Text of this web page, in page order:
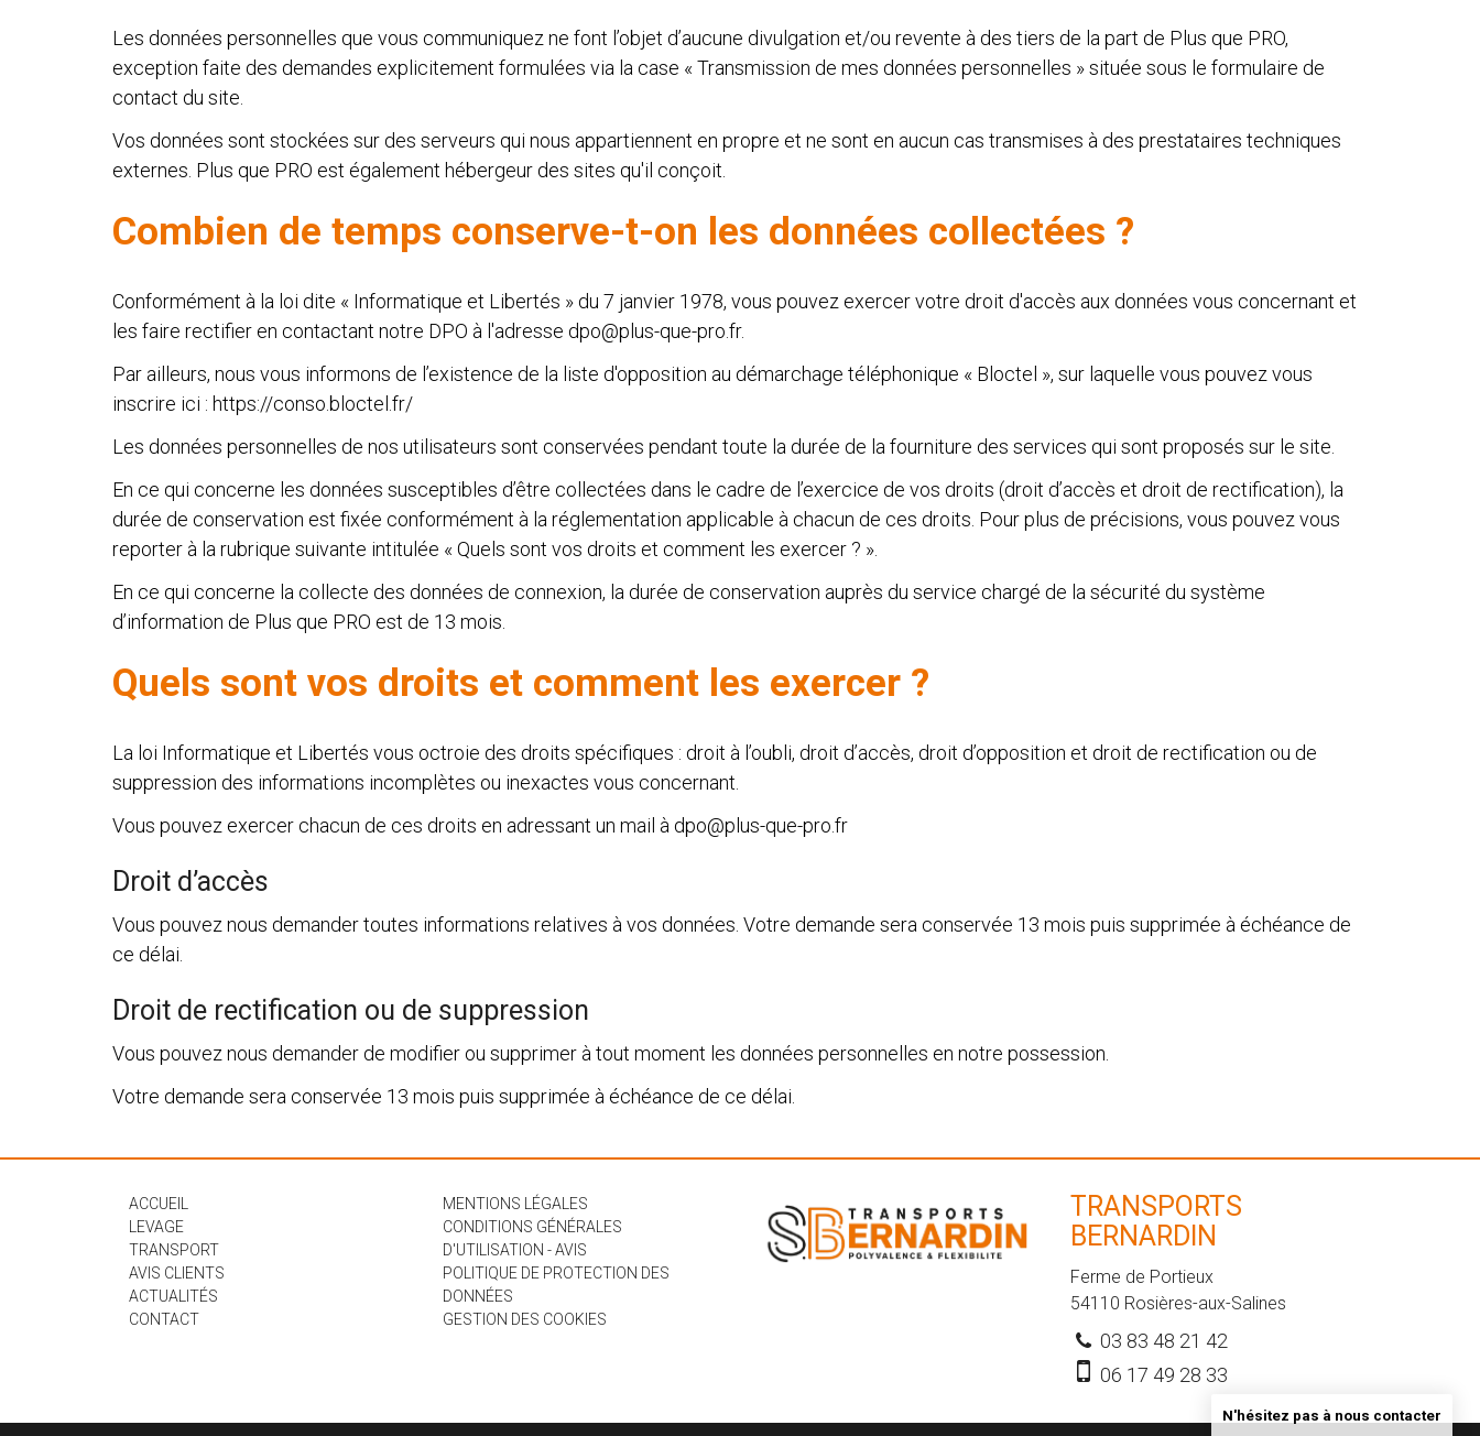
N'hésitez pas à nous contacter
Les données personnelles que vous communiquez ne font l’objet d’aucune divulgation et/ou revente à des tiers de la part de Plus que PRO,
exception faite des demandes explicitement formulées via la case « Transmission de mes données personnelles » située sous le formulaire de
contact du site.
Vos données sont stockées sur des serveurs qui nous appartiennent en propre et ne sont en aucun cas transmises à des prestataires techniques
externes. Plus que PRO est également hébergeur des sites qu'il conçoit.
Combien de temps conserve-t-on les données collectées ?
Conformément à la loi dite « Informatique et Libertés » du 7 janvier 1978, vous pouvez exercer votre droit d'accès aux données vous concernant et
les faire rectifier en contactant notre DPO à l'adresse dpo@plus-que-pro.fr.
Par ailleurs, nous vous informons de l’existence de la liste d'opposition au démarchage téléphonique « Bloctel », sur laquelle vous pouvez vous
inscrire ici : https://conso.bloctel.fr/
Les données personnelles de nos utilisateurs sont conservées pendant toute la durée de la fourniture des services qui sont proposés sur le site.
En ce qui concerne les données susceptibles d’être collectées dans le cadre de l’exercice de vos droits (droit d’accès et droit de rectification), la
durée de conservation est fixée conformément à la réglementation applicable à chacun de ces droits. Pour plus de précisions, vous pouvez vous
reporter à la rubrique suivante intitulée « Quels sont vos droits et comment les exercer ? ».
En ce qui concerne la collecte des données de connexion, la durée de conservation auprès du service chargé de la sécurité du système
d’information de Plus que PRO est de 13 mois.
Quels sont vos droits et comment les exercer ?
La loi Informatique et Libertés vous octroie des droits spécifiques : droit à l’oubli, droit d’accès, droit d’opposition et droit de rectification ou de
suppression des informations incomplètes ou inexactes vous concernant.
Vous pouvez exercer chacun de ces droits en adressant un mail à dpo@plus-que-pro.fr
Droit d’accès
Vous pouvez nous demander toutes informations relatives à vos données. Votre demande sera conservée 13 mois puis supprimée à échéance de
ce délai.
Droit de rectification ou de suppression
Vous pouvez nous demander de modifier ou supprimer à tout moment les données personnelles en notre possession.
Votre demande sera conservée 13 mois puis supprimée à échéance de ce délai.
ACCUEIL
LEVAGE
TRANSPORT
AVIS CLIENTS
ACTUALITÉS
CONTACT
MENTIONS LÉGALES
CONDITIONS GÉNÉRALES
D'UTILISATION - AVIS
POLITIQUE DE PROTECTION DES
DONNÉES
GESTION DES COOKIES
TRANSPORTS
BERNARDIN
Ferme de Portieux
54110 Rosières-aux-Salines
03 83 48 21 42
06 17 49 28 33